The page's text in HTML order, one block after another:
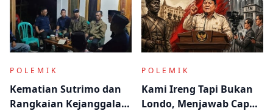
POLEMIK
Kematian Sutrimo dan
Rangkaian Kejanggalan
POLEMIK
Kami Ireng Tapi Bukan
Londo, Menjawab Cap